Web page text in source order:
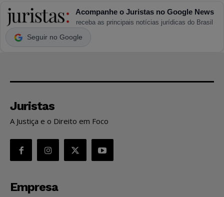
Acompanhe o Juristas no Google News
receba as principais notícias jurídicas do Brasil
Seguir no Google
Juristas
A Justiça e o Direito em Foco
Empresa